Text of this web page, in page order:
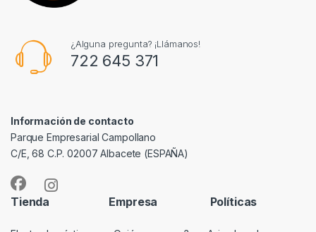
¿Alguna pregunta? ¡Llámanos!
722 645 371
Información de contacto
Parque Empresarial Campollano
C/E, 68 C.P. 02007 Albacete (ESPAÑA)
Tienda Empresa Políticas